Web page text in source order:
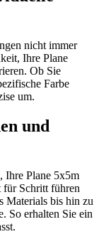
nicht immer
Ihre Plane
Ob Sie
Farbe
um.
und
Ihre Plane 5x5m
für Schritt führen
Materials bis hin zu
So erhalten Sie ein